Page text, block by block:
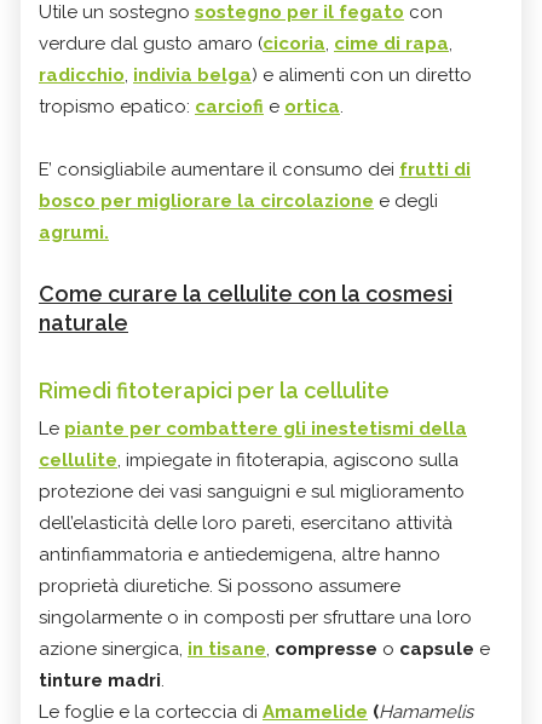
Utile un sostegno sostegno per il fegato con
verdure dal gusto amaro (cicoria, cime di rapa,
radicchio, indivia belga) e alimenti con un diretto
tropismo epatico: carciofi e ortica.
E’ consigliabile aumentare il consumo dei frutti di
bosco per migliorare la circolazione e degli
agrumi.
Come curare la cellulite con la cosmesi
naturale
Rimedi fitoterapici per la cellulite
Le piante per combattere gli inestetismi della
cellulite, impiegate in fitoterapia, agiscono sulla
protezione dei vasi sanguigni e sul miglioramento
dell’elasticità delle loro pareti, esercitano attività
antinfiammatoria e antiedemigena, altre hanno
proprietà diuretiche. Si possono assumere
singolarmente o in composti per sfruttare una loro
azione sinergica, in tisane, compresse o capsule e
tinture madri.
Le foglie e la corteccia di Amamelide (Hamamelis